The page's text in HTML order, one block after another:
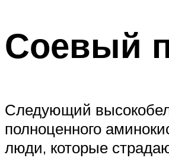
Соевый
Следующий
полноценного
люди, которые